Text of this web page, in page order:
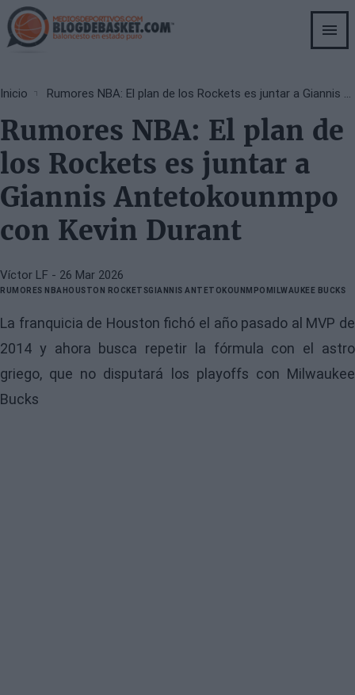
Skip
to
main
Breadcrumb
Inicio Rumores NBA: El plan de los Rockets es juntar a Giannis Antetokounmpo con Kevin Durant
Rumores NBA: El plan de
los Rockets es juntar a
Giannis Antetokounmpo
con Kevin Durant
Víctor LF - 26 Mar 2026
RUMORES NBAHOUSTON ROCKETSGIANNIS ANTETOKOUNMPO MILWAUKEE BUCKS
La franquicia de Houston fichó el año pasado al MVP de
2014 y ahora busca repetir la fórmula con el astro
griego, que no disputará los playoffs con Milwaukee
Bucks